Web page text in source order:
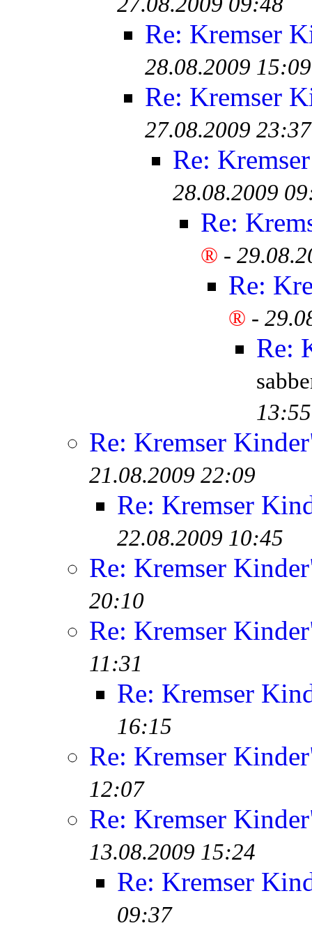
Re: Kremser
28.08.2009 15:09
Re: Kremser
27.08.2009 23:37
Re:
28.08.2009
Re:
® -
Re:
® -
Re:
13:55
Re: Kremser
21.08.2009 22:09
Re: Kremser
22.08.2009 10:45
Re: Kremser
20:10
Re: Kremser
11:31
Re: Kremser
16:15
Re: Kremser
12:07
Re: Kremser
13.08.2009 15:24
Re: Kremser
09:37